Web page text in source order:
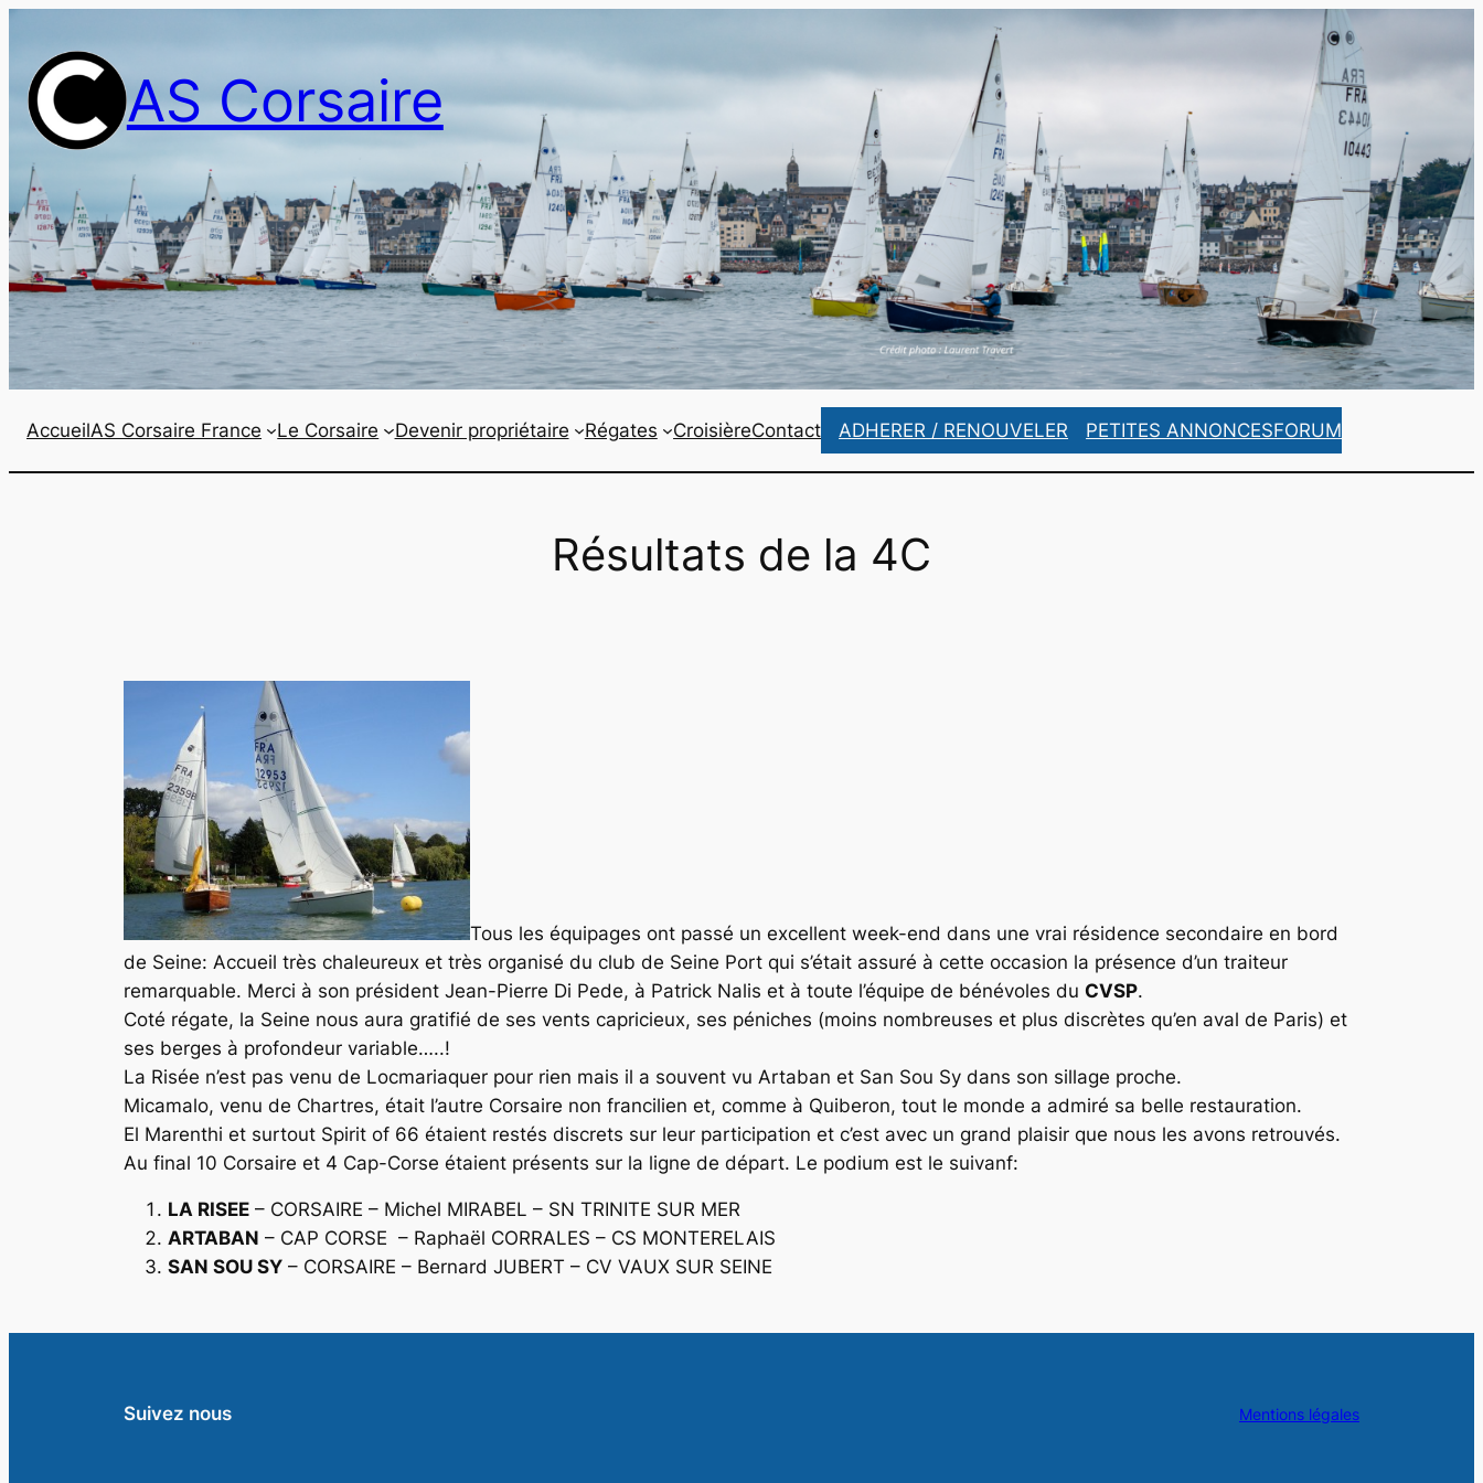
contenu
AS Corsaire
AccueilAS Corsaire France Le Corsaire Devenir propriétaire Régates CroisièreContact ADHERER / RENOUVELER PETITES ANNONCESFORUM
Résultats de la 4C
Tous les équipages ont passé un excellent week-end dans une vrai résidence secondaire en bord
de Seine: Accueil très chaleureux et très organisé du club de Seine Port qui s’était assuré à cette occasion la présence d’un traiteur
remarquable. Merci à son président Jean-Pierre Di Pede, à Patrick Nalis et à toute l’équipe de bénévoles du CVSP.
Coté régate, la Seine nous aura gratifié de ses vents capricieux, ses péniches (moins nombreuses et plus discrètes qu’en aval de Paris) et
ses berges à profondeur variable…..!
La Risée n’est pas venu de Locmariaquer pour rien mais il a souvent vu Artaban et San Sou Sy dans son sillage proche.
Micamalo, venu de Chartres, était l’autre Corsaire non francilien et, comme à Quiberon, tout le monde a admiré sa belle restauration.
El Marenthi et surtout Spirit of 66 étaient restés discrets sur leur participation et c’est avec un grand plaisir que nous les avons retrouvés.
Au final 10 Corsaire et 4 Cap-Corse étaient présents sur la ligne de départ. Le podium est le suivanf:
LA RISEE – CORSAIRE – Michel MIRABEL – SN TRINITE SUR MER
ARTABAN – CAP CORSE – Raphaël CORRALES – CS MONTERELAIS
SAN SOU SY – CORSAIRE – Bernard JUBERT – CV VAUX SUR SEINE
Suivez nous Mentions légales